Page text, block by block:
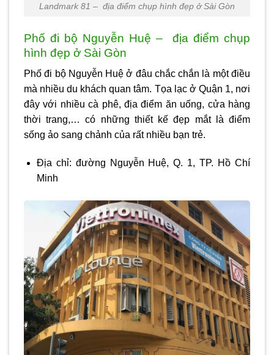
Landmark 81 – địa điểm chụp hình đẹp ở Sài Gòn
Phố đi bộ Nguyễn Huệ – địa điểm chụp
hình đẹp ở Sài Gòn
Phố đi bộ Nguyễn Huệ ở đâu chắc chắn là một điều
mà nhiều du khách quan tâm. Tọa lạc ở Quận 1, nơi
đây với nhiều cà phê, địa điểm ăn uống, cửa hàng
thời trang,… có những thiết kế đẹp mắt là điểm
sống ảo sang chảnh của rất nhiều bạn trẻ.
Địa chỉ: đường Nguyễn Huệ, Q. 1, TP. Hồ Chí
Minh